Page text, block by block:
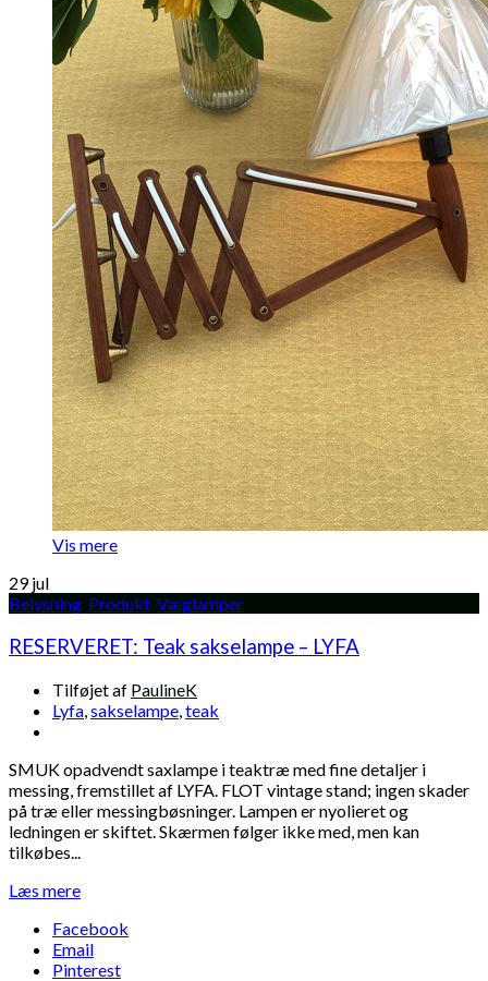
Vis mere
29jul
Belysning Produkt Væglamper
RESERVERET: Teak sakselampe – LYFA
Tilføjet af PaulineK
Lyfa sakselampe teak
SMUK opadvendt saxlampe i teaktræ med fine detaljer i
messing, fremstillet af LYFA. FLOT vintage stand; ingen skader
på træ eller messingbøsninger. Lampen er nyolieret og
ledningen er skiftet. Skærmen følger ikke med, men kan
tilkøbes...
Læs mere
Facebook
Email
Pinterest